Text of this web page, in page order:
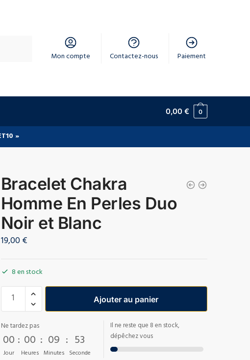
Mon compte Contactez-nous Paiement
0,00€ 0
»
Bracelet Chakra
Homme En Perles Duo
Noir et Blanc
19,00€
8 en stock
Ajouter au panier
Ne tardez pas
00
Jour
: 00
Heures
: 09
Minutes
: 52
Seconde
Il ne reste que 8 en stock,
dépêchez vous